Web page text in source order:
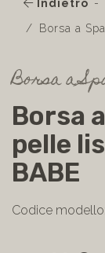
Indietro
Borsa a
Borsa a
Borsa
pelle
BABE
Codice